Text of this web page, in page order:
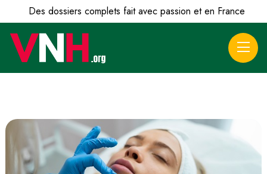
Des dossiers complets fait avec passion et en France